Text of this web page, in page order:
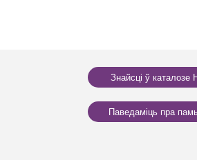
Знайсці ў каталозе
Паведаміць пра